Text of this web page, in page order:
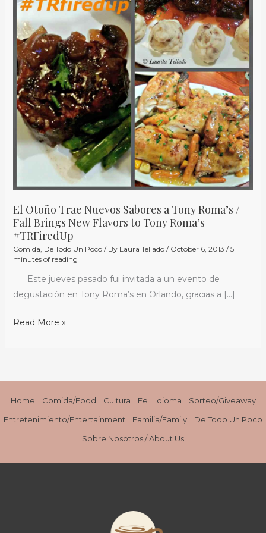
El Otoño Trae Nuevos Sabores a Tony Roma’s /
Fall Brings New Flavors to Tony Roma’s
#TRFiredUp
Comida, De Todo Un Poco/ By Laura Tellado / October 6, 2013 /5
minutes of reading
Este jueves pasado fui invitada a un evento de
degustación en Tony Roma’s en Orlando, gracias a […]
Nuevos
Sabores
a
Tony
Roma’s
Fall
Brings
New
Flavors
to
Roma’s
#TRFiredUp
Read More »
Home Comida/Food Cultura Fe Idioma
Sorteo/Giveaway
Entretenimiento/Entertainment
Familia/Family
De Todo Un Poco
Sobre Nosotros / About Us